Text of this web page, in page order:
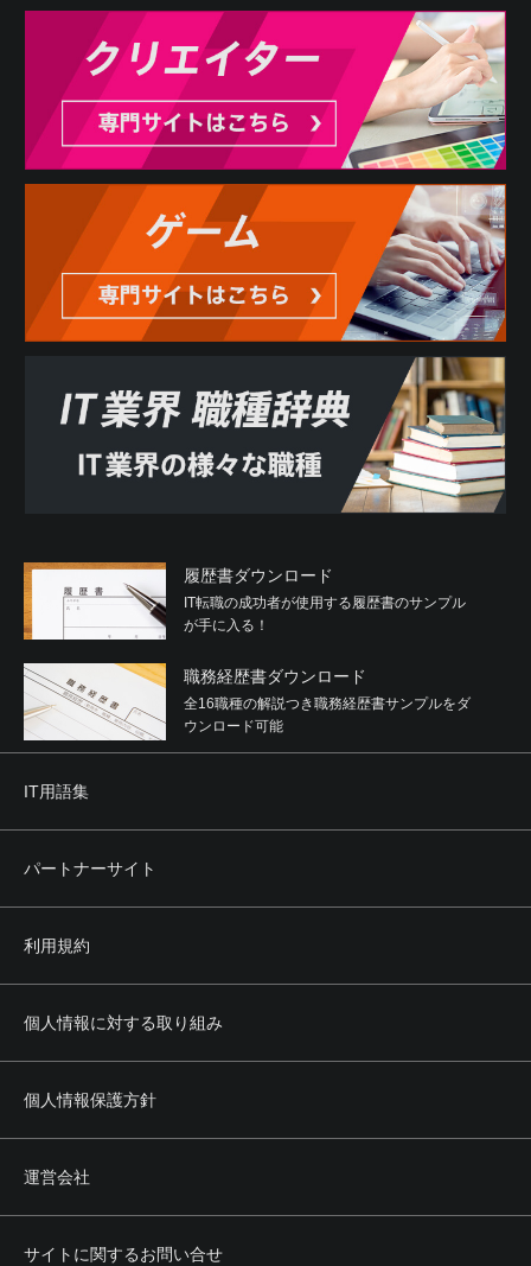
履歴書ダウンロード
IT転職の成功者が使用する履歴書のサンプル
が手に入る！
職務経歴書ダウンロード
全16職種の解説つき職務経歴書サンプルをダ
ウンロード可能
IT用語集
パートナーサイト
利用規約
個人情報に対する取り組み
個人情報保護方針
運営会社
サイトに関するお問い合せ